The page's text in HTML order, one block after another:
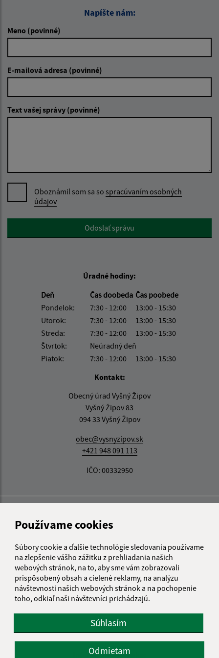
Používame cookies
Súbory cookie a ďalšie technológie sledovania používame
na zlepšenie vášho zážitku z prehliadania našich
webových stránok, na to, aby sme vám zobrazovali
prispôsobený obsah a cielené reklamy, na analýzu
návštevnosti našich webových stránok a na pochopenie
toho, odkiaľ naši návštevníci prichádzajú.
Súhlasím
Odmietam
Napíšte nám:
Meno (povinné)
E-mailová adresa (povinné)
Text vašej správy (povinné)
Oboznámil som sa so spracúvaním osobných
údajov
Google reCaptcha ResponseOdoslať správu
Úradné hodiny:
Deň
Čas doobeda Čas poobede
Pondelok:
7:30 - 12:00
13:00 - 15:30
Utorok:
7:30 - 12:00
13:00 - 15:30
Streda:
7:30 - 12:00
13:00 - 15:30
Štvrtok:
Neúradný deň
Piatok:
7:30 - 12:00
13:00 - 15:30
Kontakt:
Obecný úrad Vyšný Žipov
Vyšný Žipov 83
094 33 Vyšný Žipov
obec@vysnyzipov.sk
+421 948 091 113
IČO: 00332950
Informácie o stránke: